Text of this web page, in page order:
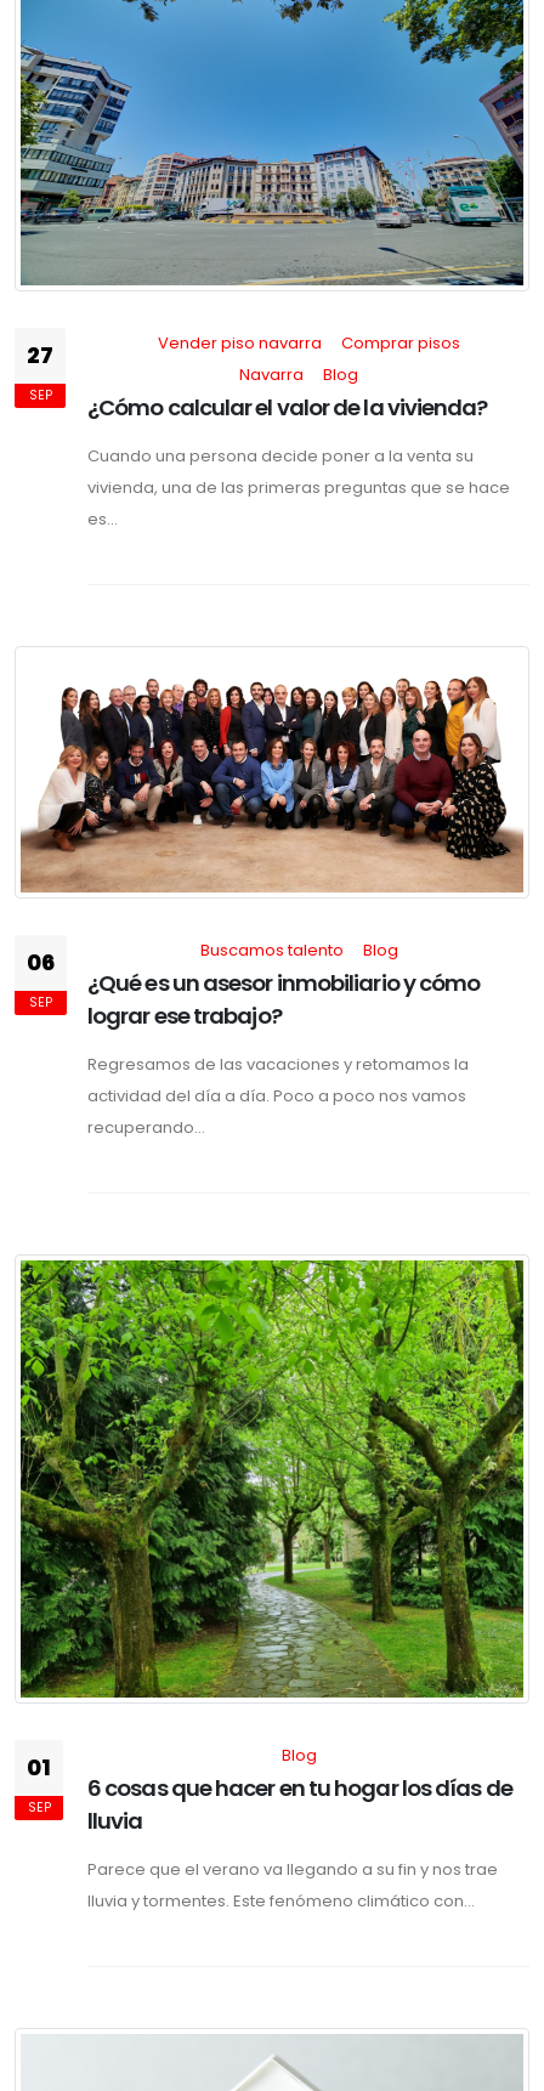
27
SEP
Vender piso navarra
Comprar pisos
Navarra
Blog
¿Cómo calcular el valor de la vivienda?
Cuando una persona decide poner a la venta su
vivienda, una de las primeras preguntas que se hace
es...
06
SEP
Buscamos talento Blog
¿Qué es un asesor inmobiliario y cómo
lograr ese trabajo?
Regresamos de las vacaciones y retomamos la
actividad del día a día. Poco a poco nos vamos
recuperando...
01
SEP
Blog
6 cosas que hacer en tu hogar los días de
lluvia
Parece que el verano va llegando a su fin y nos trae
lluvia y tormentes. Este fenómeno climático con...